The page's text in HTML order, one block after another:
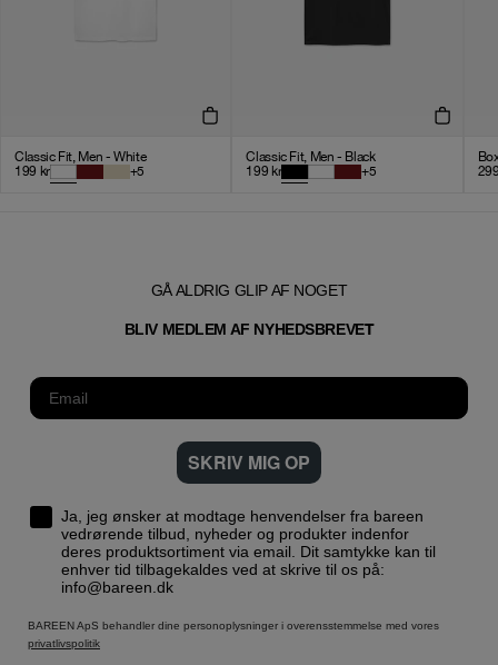
Classic Fit, Men - White
199 kr +5
Classic Fit, Men - Black
199 kr +5
GÅ ALDRIG GLIP AF NOGET
BLIV MEDLEM AF NYHEDSBREVET
SKRIV MIG OP
Ja, jeg ønsker at modtage henvendelser fra bareen
vedrørende tilbud, nyheder og produkter indenfor
deres produktsortiment via email. Dit samtykke kan til
enhver tid tilbagekaldes ved at skrive til os på:
info@bareen.dk
BAREEN ApS behandler dine personoplysninger i overensstemmelse med vores
privatlivspolitik